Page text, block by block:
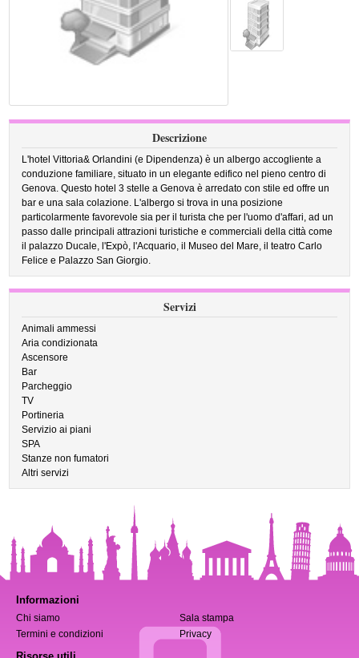
Descrizione
L'hotel Vittoria& Orlandini (e Dipendenza) è un albergo accogliente a
conduzione familiare, situato in un elegante edifico nel pieno centro di
Genova. Questo hotel 3 stelle a Genova è arredato con stile ed offre un
bar e una sala colazione. L'albergo si trova in una posizione
particolarmente favorevole sia per il turista che per l'uomo d'affari, ad un
passo dalle principali attrazioni turistiche e commerciali della città come
il palazzo Ducale, l'Expò, l'Acquario, il Museo del Mare, il teatro Carlo
Felice e Palazzo San Giorgio.
Servizi
Animali ammessi
Aria condizionata
Ascensore
Bar
Parcheggio
TV
Portineria
Servizio ai piani
SPA
Stanze non fumatori
Altri servizi
Informazioni
Chi siamo
Sala stampa
Termini e condizioni
Privacy